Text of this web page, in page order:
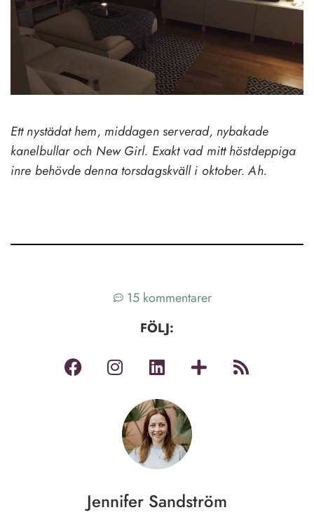
Ett nystädat hem, middagen serverad, nybakade
kanelbullar och New Girl. Exakt vad mitt höstdeppiga
inre behövde denna torsdagskväll i oktober. Ah.
15 kommentarer
FÖLJ:
Jennifer Sandström